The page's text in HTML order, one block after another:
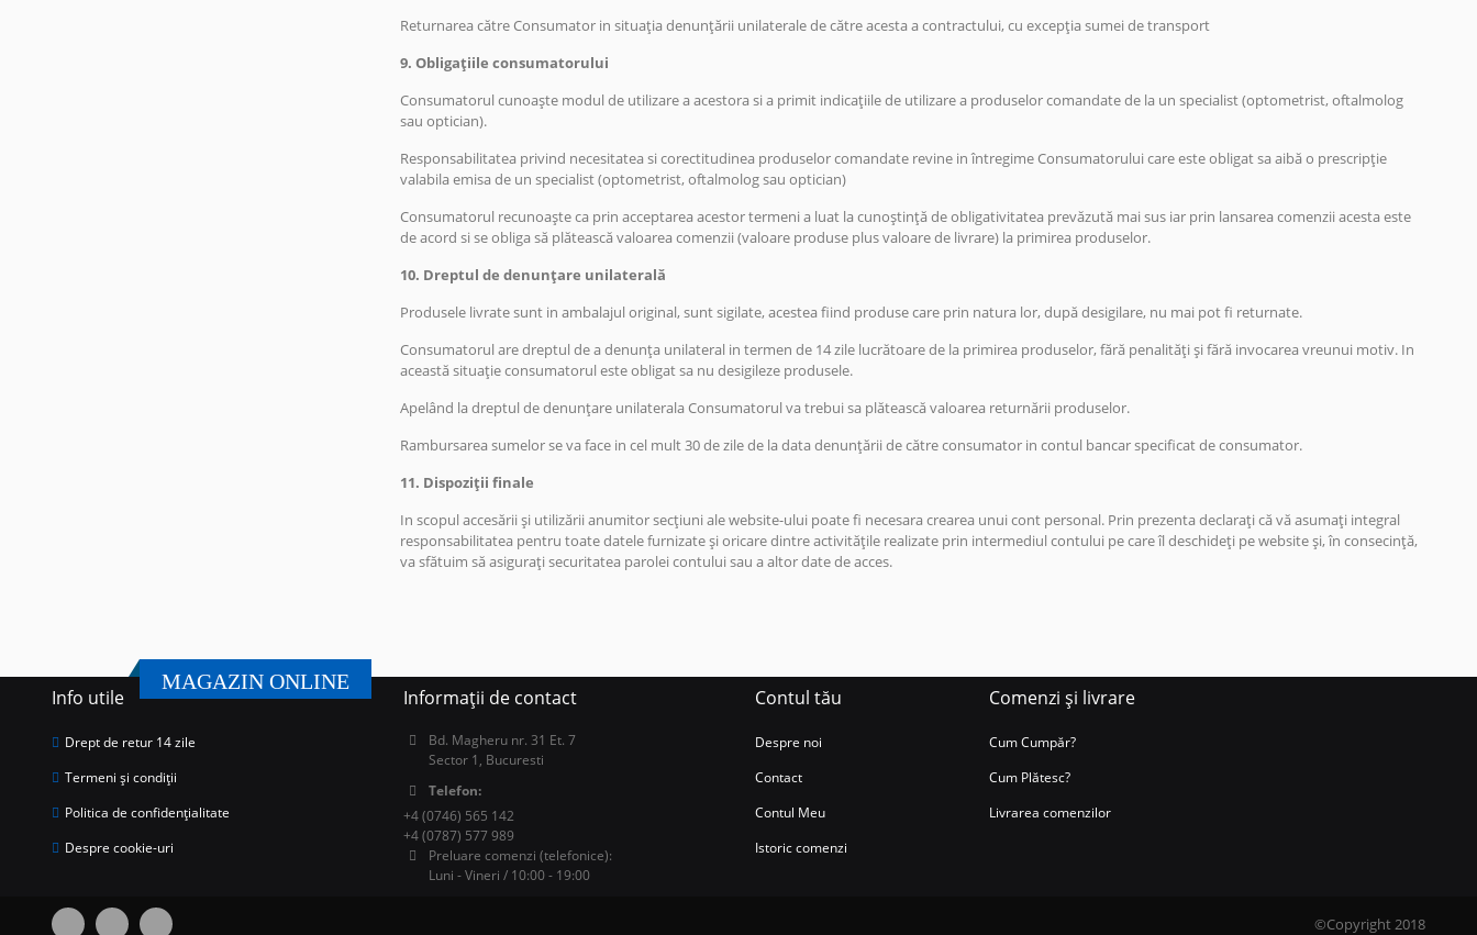
Returnarea către Consumator in situația denunțării unilaterale de către acesta a contractului, cu excepția sumei de transport
9. Obligațiile consumatorului
Consumatorul cunoaște modul de utilizare a acestora si a primit indicațiile de utilizare a produselor comandate de la un specialist (optometrist, oftalmolog
sau optician).
Responsabilitatea privind necesitatea si corectitudinea produselor comandate revine in întregime Consumatorului care este obligat sa aibă o prescripție
valabila emisa de un specialist (optometrist, oftalmolog sau optician)
Consumatorul recunoaște ca prin acceptarea acestor termeni a luat la cunoștință de obligativitatea prevăzută mai sus iar prin lansarea comenzii acesta este
de acord si se obliga să plătească valoarea comenzii (valoare produse plus valoare de livrare) la primirea produselor.
10. Dreptul de denunțare unilaterală
Produsele livrate sunt in ambalajul original, sunt sigilate, acestea fiind produse care prin natura lor, după desigilare, nu mai pot fi returnate.
Consumatorul are dreptul de a denunța unilateral in termen de 14 zile lucrătoare de la primirea produselor, fără penalități și fără invocarea vreunui motiv. In
această situație consumatorul este obligat sa nu desigileze produsele.
Apelând la dreptul de denunțare unilaterala Consumatorul va trebui sa plătească valoarea returnării produselor.
Rambursarea sumelor se va face in cel mult 30 de zile de la data denunțării de către consumator in contul bancar specificat de consumator.
11. Dispoziții finale
In scopul accesării și utilizării anumitor secțiuni ale website-ului poate fi necesara crearea unui cont personal. Prin prezenta declarați că vă asumați integral
responsabilitatea pentru toate datele furnizate și oricare dintre activitățile realizate prin intermediul contului pe care îl deschideți pe website și, în consecință,
va sfătuim să asigurați securitatea parolei contului sau a altor date de acces.
MAGAZIN ONLINE
Info utile
Drept de retur 14 zile
Termeni și condiții
Politica de confidențialitate
Despre cookie-uri
Informații de contact
Bd. Magheru nr. 31 Et. 7
Sector 1, Bucuresti
Telefon:
+4 (0746) 565 142
+4 (0787) 577 989
Preluare comenzi (telefonice):
Luni - Vineri / 10:00 - 19:00
Contul tău
Despre noi
Contact
Contul Meu
Istoric comenzi
Comenzi și livrare
Cum Cumpăr?
Cum Plătesc?
Livrarea comenzilor
©Copyright 2018